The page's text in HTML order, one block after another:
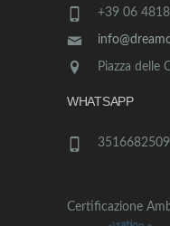
+39 06
Piazza delle
WHATSAPP
3516682509
Certificazione